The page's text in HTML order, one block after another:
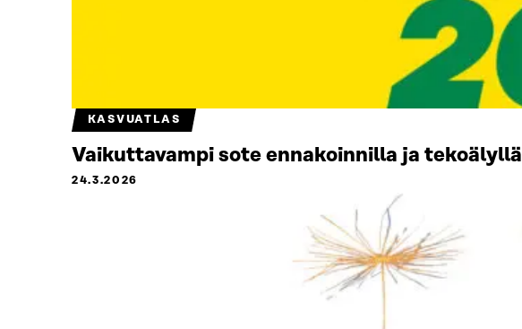
KASVUATLAS
Vaikuttavampi sote ennakoinnilla ja tekoälyllä
24.3.2026